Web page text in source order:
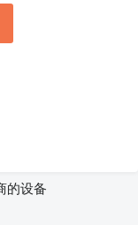
的设备